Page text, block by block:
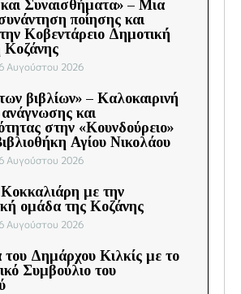
Συναισθήματα» – Μια
ποίησης και
Κοβεντάρειο Δημοτική
Κοζάνης
Αυγούστου 2026
βιβλίων» – Καλοκαιρινή
ανάγνωσης και
στην «Κουνδούρειο»
Αγίου Νικολάου
Αυγούστου 2026
με την
ομάδα της Κοζάνης
Αυγούστου 2026
του Δημάρχου Κιλκίς με το
Συμβούλιο του